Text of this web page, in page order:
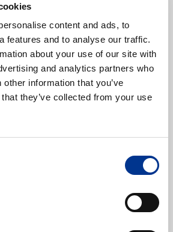
content and ads, to
features and to analyse our traffic.
about your use of our site with
and analytics partners who
information that you’ve
they’ve collected from your use
100